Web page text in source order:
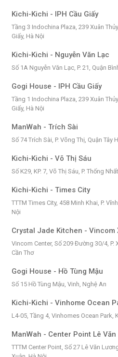
Kichi-Kichi - IPH Cầu Giấy
Tầng 3 Indochina Plaza, 239 Xuân
Giấy, Hà Nội
Kichi-Kichi - Nguyễn Văn Lạc
Số 1A Nguyễn Văn Lạc, P. 21, Quận
Gogi House - IPH Cầu Giấy
Tầng 1 Indochina Plaza, 239 Xuân
Giấy, Hà Nội
ManWah - Trích Sài
Số 74 Trích Sài, P. Võng Thị, Quận Tây
Kichi-Kichi - Võ Thị Sáu
Số K29, KP. 7, Võ Thị Sáu, P. Thống
Kichi-Kichi - Times City
TTTM Times City, 458 Minh Khai, P.
Nội
Crystal Jade Kitchen - Vincom
Vincom Center, Số 209 Đường 30/4, P.
Cần Thơ
Gogi House - Hồ Tùng Mậu
Số 15 Hồ Tùng Mậu, Vinh, Nghệ An
Kichi-Kichi - Vinhome Ocean
L4-05, Tầng 4, Vinhomes Ocean Park,
ManWah - Center Point Lê Văn
TTTM Center Point, Số 27 Lê Văn